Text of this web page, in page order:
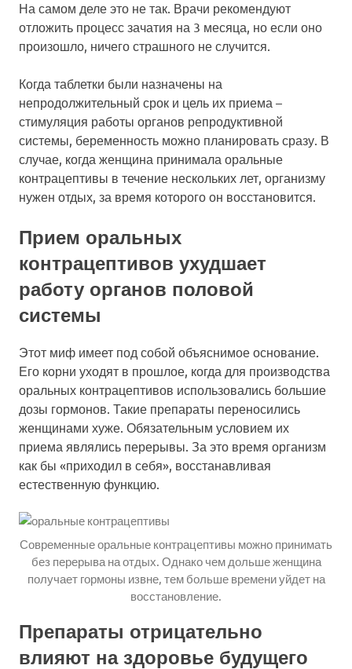
На самом деле это не так. Врачи рекомендуют
отложить процесс зачатия на 3 месяца, но если оно
произошло, ничего страшного не случится.
Когда таблетки были назначены на
непродолжительный срок и цель их приема –
стимуляция работы органов репродуктивной
системы, беременность можно планировать сразу. В
случае, когда женщина принимала оральные
контрацептивы в течение нескольких лет, организму
нужен отдых, за время которого он восстановится.
Прием оральных
контрацептивов ухудшает
работу органов половой
системы
Этот миф имеет под собой объяснимое основание.
Его корни уходят в прошлое, когда для производства
оральных контрацептивов использовались большие
дозы гормонов. Такие препараты переносились
женщинами хуже. Обязательным условием их
приема являлись перерывы. За это время организм
как бы «приходил в себя», восстанавливая
естественную функцию.
Современные оральные контрацептивы можно принимать
без перерыва на отдых. Однако чем дольше женщина
получает гормоны извне, тем больше времени уйдет на
восстановление.
Препараты отрицательно
влияют на здоровье будущего